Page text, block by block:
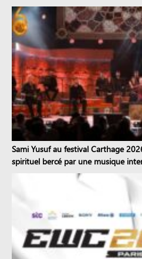
Sami Yusuf au festival Carthage
spirituel bercé par une musique